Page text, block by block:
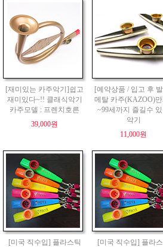
[재미있는 카주악기]쉽고
재미있다~!! 클래식악기
카주모델 : 프렌치호른
39,000원
[예약상품 / 입고 후
메탈 카주(KAZOO)만
~99세까지 즐길수
악기
11,000원
[미국 직수입] 플라스틱
[미국 직수입] 플라